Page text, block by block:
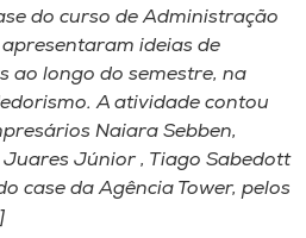
do curso de Administração
ideias de
ao longo do semestre, na
A atividade contou
Naiara Sebben,
Júnior , Tiago Sabedott
case da Agência Tower, pelos